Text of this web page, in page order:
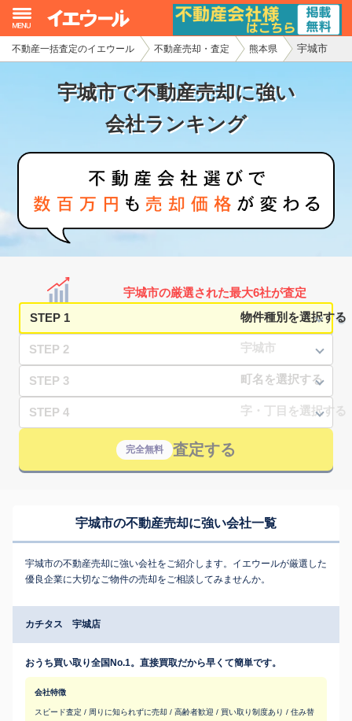
不動産一括査定のイエウール 不動産売却・査定 熊本県 宇城市
宇城市で不動産売却に強い
会社ランキング
宇城市の厳選された最大6社が査定
STEP 1
STEP 2
STEP 3
STEP 4
完全無料 査定する
宇城市の不動産売却に強い会社一覧
宇城市の不動産売却に強い会社をご紹介します。イエウールが厳選した
優良企業に大切なご物件の売却をご相談してみませんか。
カチタス 宇城店
おうち買い取り全国No.1。直接買取だから早くて簡単です。
会社特徴
スピード査定 / 周りに知られずに売却 / 高齢者歓迎 / 買い取り制度あり / 住み替
イエウール加盟希望の不動産会社様
初めての方へ
不動産の売却・一括査定
家査定シミュレーター
お問い合わせ